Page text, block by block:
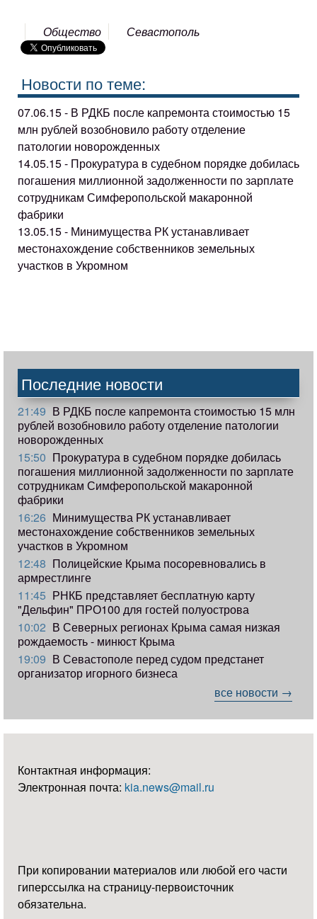
Общество Севастополь
Новости по теме:
07.06.15 - В РДКБ после капремонта стоимостью 15
млн рублей возобновило работу отделение
патологии новорожденных
14.05.15 - Прокуратура в судебном порядке добилась
погашения миллионной задолженности по зарплате
сотрудникам Симферопольской макаронной
фабрики
13.05.15 - Минимущества РК устанавливает
местонахождение собственников земельных
участков в Укромном
Последние новости
21:49 В РДКБ после капремонта стоимостью 15 млн
рублей возобновило работу отделение патологии
новорожденных
15:50 Прокуратура в судебном порядке добилась
погашения миллионной задолженности по зарплате
сотрудникам Симферопольской макаронной
фабрики
16:26 Минимущества РК устанавливает
местонахождение собственников земельных
участков в Укромном
12:48 Полицейские Крыма посоревновались в
армрестлинге
11:45 РНКБ представляет бесплатную карту
"Дельфин" ПРО100 для гостей полуострова
10:02 В Северных регионах Крыма самая низкая
рождаемость - минюст Крыма
19:09 В Севастополе перед судом предстанет
организатор игорного бизнеса
все новости →
Контактная информация:
Электронная почта: kia.news@mail.ru
При копировании материалов или любой его части
гиперссылка на страницу-первоисточник
обязательна.